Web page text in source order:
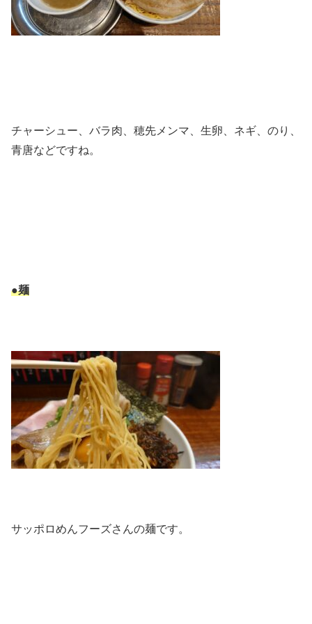
チャーシュー、バラ肉、穂先メンマ、生卵、ネギ、のり、
青唐などですね。
●麺
サッポロめんフーズさんの麺です。